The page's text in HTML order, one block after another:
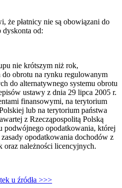
że płatnicy nie są obowiązani do
dyskonta od:
nie krótszym niż rok,
do obrotu na rynku regulowanym
do alternatywnego systemu obrotu
ustawy z dnia 29 lipca 2005 r.
finansowymi, na terytorium
lub na terytorium państwa
z Rzecząpospolitą Polską
podwójnego opodatkowania, której
opodatkowania dochodów z
oraz należności licencyjnych.
u źródła >>>